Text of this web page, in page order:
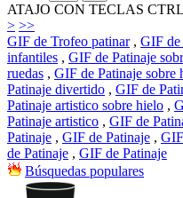
ATAJO CON TECLAS
> >>
GIF de Trofeo patinar, GIF de
infantiles , GIF de Patinaje
ruedas , GIF de Patinaje sobre
Patinaje divertido , GIF de
Patinaje artistico sobre hielo ,
Patinaje artistico , GIF de
Patinaje , GIF de Patinaje ,
de Patinaje , GIF de Patinaje
Búsquedas populares